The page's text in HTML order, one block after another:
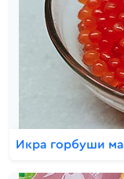
Икра горбуши